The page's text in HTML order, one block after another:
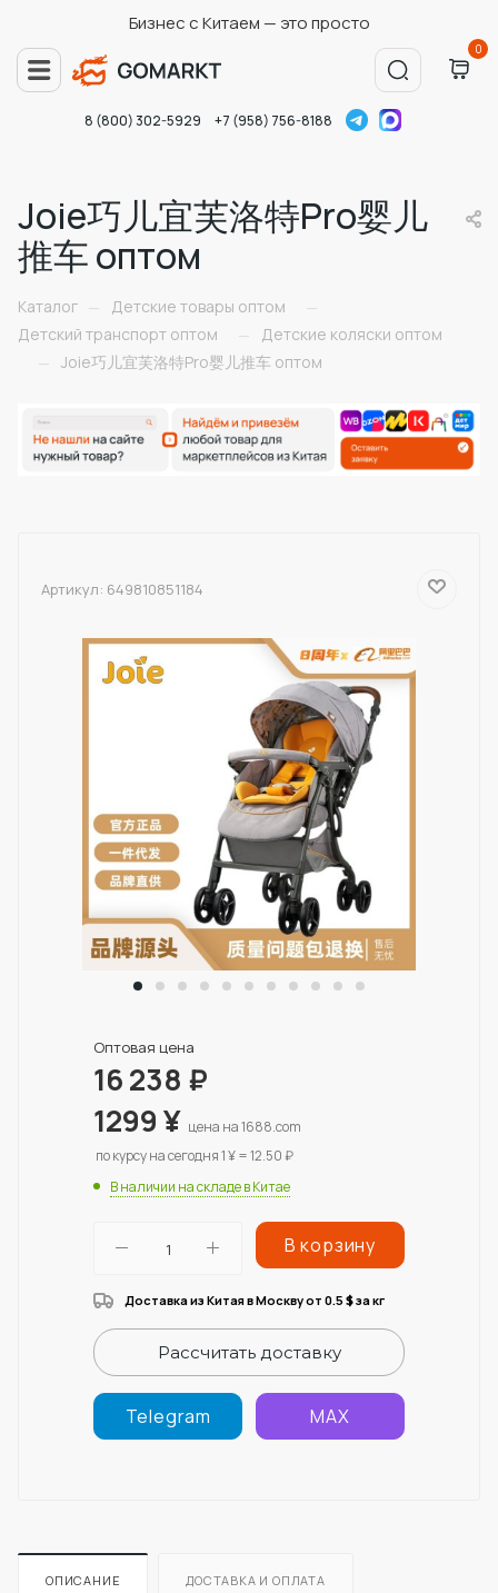
Бизнес с Китаем — это просто
0
8 (800) 302-5929 +7 (958) 756-8188
Joie巧儿宜芙洛特Pro婴儿
推车 оптом
Каталог — Детские товары оптом
—
Детский транспорт оптом
—
Детские коляски оптом
— Joie巧儿宜芙洛特Pro婴儿推车 оптом
Артикул: 649810851184
Оптовая цена
16 238 ₽
1299¥ цена на 1688.com
по курсу на сегодня 1 ¥ = 12.50 ₽
В наличии на складе в Китае
В корзину
Доставка из Китая в Москву от 0.5 $за кг
Рассчитать доставку
Telegram MAX
ОПИСАНИЕ ДОСТАВКА И ОПЛАТА